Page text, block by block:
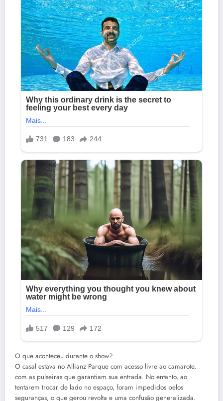
O que aconteceu durante o show?
O casal estava no Allianz Parque com acesso livre ao camarote,
com as pulseiras que garantiam sua entrada. No entanto, ao
tentarem trocar de lado no espaço, foram impedidos pelos
seguranças, o que gerou revolta e uma confusão generalizada.